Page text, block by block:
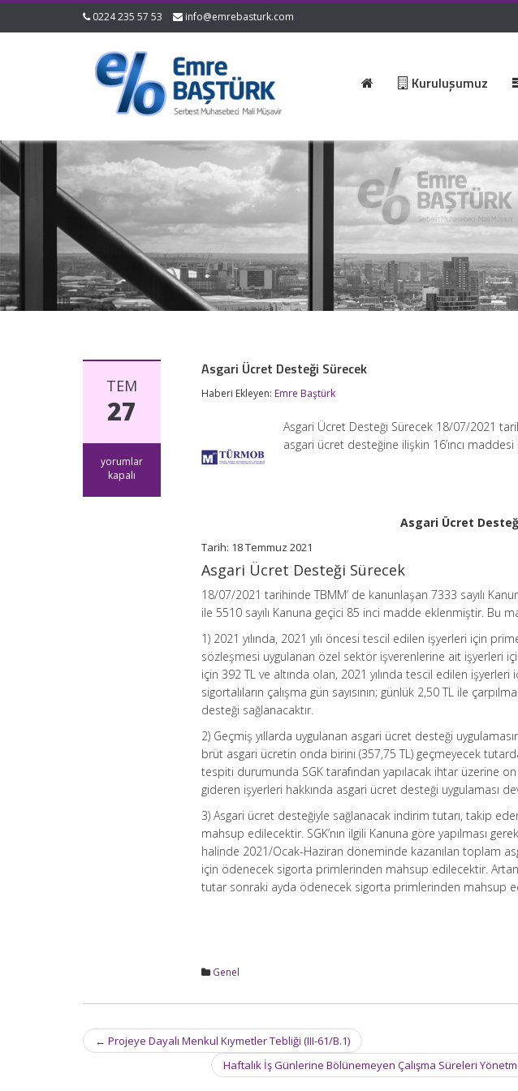
0224 235 57 53 info@emrebasturk.com
Kuruluşumuz
TEM
27
Asgari
Ücret
yorumlar
kapalı
Asgari Ücret Desteği Sürecek
Haberi Ekleyen: Emre Baştürk
Asgari Ücret Desteği Sürecek 18/07/2021
asgari ücret desteğine ilişkin 16’ıncı
Asgari Ücret
Tarih: 18 Temmuz 2021
Asgari Ücret Desteği Sürecek
18/07/2021 tarihinde TBMM’ de kanunlaşan 7333 sayılı
ile 5510 sayılı Kanuna geçici 85 inci madde eklenmiştir. Bu
1) 2021 yılında, 2021 yılı öncesi tescil edilen işyerleri için
sözleşmesi uygulanan özel sektör işverenlerine ait işyerleri
için 392 TL ve altında olan, 2021 yılında tescil edilen
sigortalıların çalışma gün sayısının; günlük 2,50 TL ile
desteği sağlanacaktır.
2) Geçmiş yıllarda uygulanan asgari ücret desteği
brüt asgari ücretin onda birini (357,75 TL) geçmeyecek
tespiti durumunda SGK tarafından yapılacak ihtar üzerine
gideren işyerleri hakkında asgari ücret desteği uygulaması
3) Asgari ücret desteğiyle sağlanacak indirim tutarı, takip
mahsup edilecektir. SGK’nın ilgili Kanuna göre yapılması
halinde 2021/Ocak-Haziran döneminde kazanılan toplam
için ödenecek sigorta primlerinden mahsup edilecektir.
tutar sonraki ayda ödenecek sigorta primlerinden mahsup
Genel
Post
navigation
← Projeye Dayalı Menkul Kıymetler Tebliği (III-61/B.1)
Haftalık İş Günlerine Bölünemeyen Çalışma Süreleri